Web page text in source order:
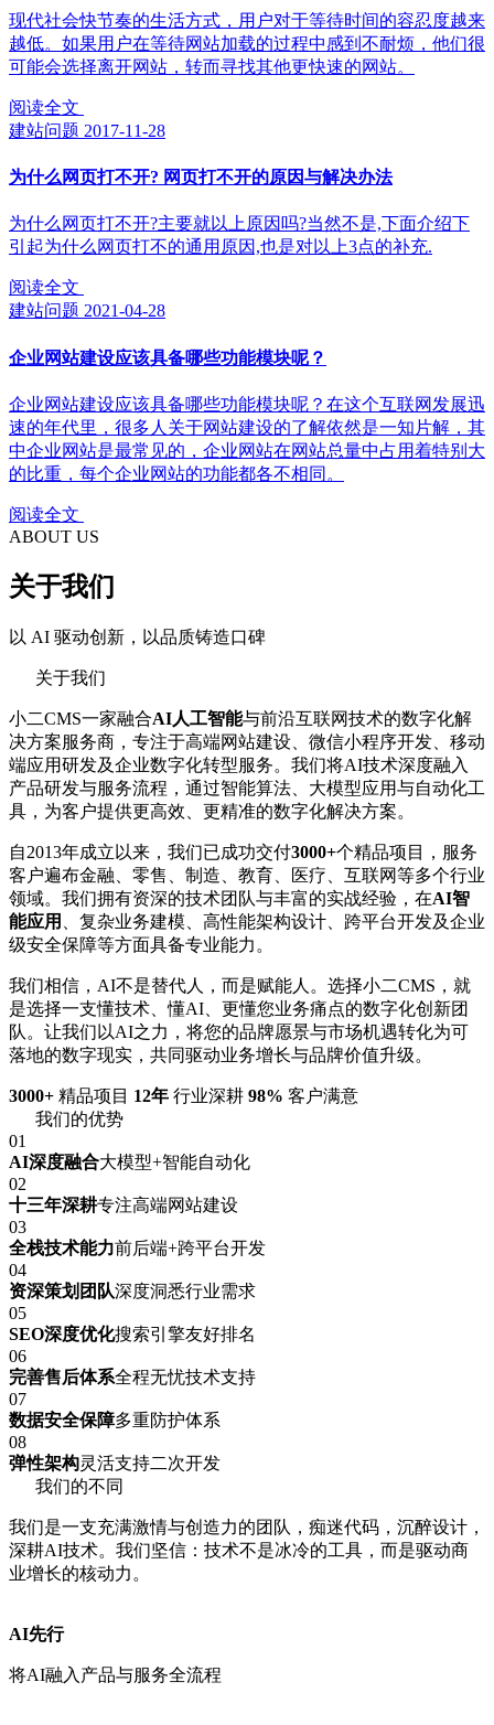
现代社会快节奏的生活方式，用户对于等待时间的容忍度越来
越低。如果用户在等待网站加载的过程中感到不耐烦，他们很
可能会选择离开网站，转而寻找其他更快速的网站。
阅读全文
建站问题 2017-11-28
为什么网页打不开? 网页打不开的原因与解决办法
为什么网页打不开?主要就以上原因吗?当然不是,下面介绍下
引起为什么网页打不的通用原因,也是对以上3点的补充.
阅读全文
建站问题 2021-04-28
企业网站建设应该具备哪些功能模块呢？
企业网站建设应该具备哪些功能模块呢？在这个互联网发展迅
速的年代里，很多人关于网站建设的了解依然是一知片解，其
中企业网站是最常见的，企业网站在网站总量中占用着特别大
的比重，每个企业网站的功能都各不相同。
阅读全文
ABOUT US
关于我们
以 AI 驱动创新，以品质铸造口碑
关于我们
小二CMS一家融合AI人工智能与前沿互联网技术的数字化解
决方案服务商，专注于高端网站建设、微信小程序开发、移动
端应用研发及企业数字化转型服务。我们将AI技术深度融入
产品研发与服务流程，通过智能算法、大模型应用与自动化工
具，为客户提供更高效、更精准的数字化解决方案。
自2013年成立以来，我们已成功交付3000+个精品项目，服务
客户遍布金融、零售、制造、教育、医疗、互联网等多个行业
领域。我们拥有资深的技术团队与丰富的实战经验，在AI智
能应用
、复杂业务建模、高性能架构设计、跨平台开发及企业
级安全保障等方面具备专业能力。
我们相信，AI不是替代人，而是赋能人。选择小二CMS，就
是选择一支懂技术、懂AI、更懂您业务痛点的数字化创新团
队。让我们以AI之力，将您的品牌愿景与市场机遇转化为可
落地的数字现实，共同驱动业务增长与品牌价值升级。
3000+ 精品项目 12年 行业深耕 98% 客户满意
我们的优势
01
AI深度融合大模型+智能自动化
02
十三年深耕专注高端网站建设
03
全栈技术能力前后端+跨平台开发
04
资深策划团队深度洞悉行业需求
05
SEO深度优化搜索引擎友好排名
06
完善售后体系全程无忧技术支持
07
数据安全保障多重防护体系
08
弹性架构灵活支持二次开发
我们的不同
我们是一支充满激情与创造力的团队，痴迷代码，沉醉设计，
深耕AI技术。我们坚信：技术不是冰冷的工具，而是驱动商
业增长的核动力。
AI先行
将AI融入产品与服务全流程